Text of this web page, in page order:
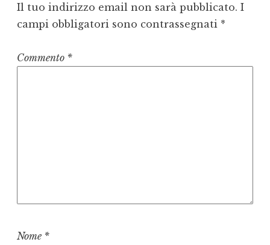
Il tuo indirizzo email non sarà pubblicato. I
campi obbligatori sono contrassegnati *
Commento *
Nome *